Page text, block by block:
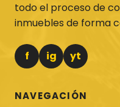
todo el proceso de
inmuebles de forma
f ig yt
NAVEGACIÓN